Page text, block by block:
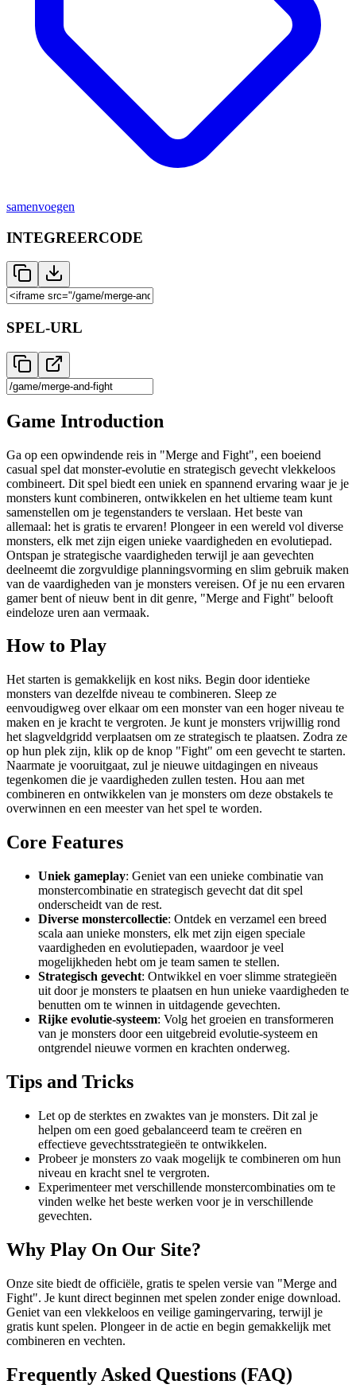
samenvoegen
INTEGREERCODE
SPEL-URL
Game Introduction
Ga op een opwindende reis in "Merge and Fight", een boeiend
casual spel dat monster-evolutie en strategisch gevecht vlekkeloos
combineert. Dit spel biedt een uniek en spannend ervaring waar je je
monsters kunt combineren, ontwikkelen en het ultieme team kunt
samenstellen om je tegenstanders te verslaan. Het beste van
allemaal: het is gratis te ervaren! Plongeer in een wereld vol diverse
monsters, elk met zijn eigen unieke vaardigheden en evolutiepad.
Ontspan je strategische vaardigheden terwijl je aan gevechten
deelneemt die zorgvuldige planningsvorming en slim gebruik maken
van de vaardigheden van je monsters vereisen. Of je nu een ervaren
gamer bent of nieuw bent in dit genre, "Merge and Fight" belooft
eindeloze uren aan vermaak.
How to Play
Het starten is gemakkelijk en kost niks. Begin door identieke
monsters van dezelfde niveau te combineren. Sleep ze
eenvoudigweg over elkaar om een monster van een hoger niveau te
maken en je kracht te vergroten. Je kunt je monsters vrijwillig rond
het slagveldgridd verplaatsen om ze strategisch te plaatsen. Zodra ze
op hun plek zijn, klik op de knop "Fight" om een gevecht te starten.
Naarmate je vooruitgaat, zul je nieuwe uitdagingen en niveaus
tegenkomen die je vaardigheden zullen testen. Hou aan met
combineren en ontwikkelen van je monsters om deze obstakels te
overwinnen en een meester van het spel te worden.
Core Features
Uniek gameplay: Geniet van een unieke combinatie van
monstercombinatie en strategisch gevecht dat dit spel
onderscheidt van de rest.
Diverse monstercollectie: Ontdek en verzamel een breed
scala aan unieke monsters, elk met zijn eigen speciale
vaardigheden en evolutiepaden, waardoor je veel
mogelijkheden hebt om je team samen te stellen.
Strategisch gevecht: Ontwikkel en voer slimme strategieën
uit door je monsters te plaatsen en hun unieke vaardigheden te
benutten om te winnen in uitdagende gevechten.
Rijke evolutie-systeem: Volg het groeien en transformeren
van je monsters door een uitgebreid evolutie-systeem en
ontgrendel nieuwe vormen en krachten onderweg.
Tips and Tricks
Let op de sterktes en zwaktes van je monsters. Dit zal je
helpen om een goed gebalanceerd team te creëren en
effectieve gevechtsstrategieën te ontwikkelen.
Probeer je monsters zo vaak mogelijk te combineren om hun
niveau en kracht snel te vergroten.
Experimenteer met verschillende monstercombinaties om te
vinden welke het beste werken voor je in verschillende
gevechten.
Why Play On Our Site?
Onze site biedt de officiële, gratis te spelen versie van "Merge and
Fight". Je kunt direct beginnen met spelen zonder enige download.
Geniet van een vlekkeloos en veilige gamingervaring, terwijl je
gratis kunt spelen. Plongeer in de actie en begin gemakkelijk met
combineren en vechten.
Frequently Asked Questions (FAQ)